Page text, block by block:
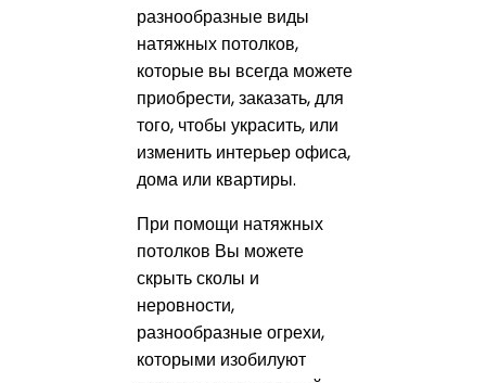
разнообразные виды
натяжных потолков,
которые вы всегда можете
приобрести, заказать, для
того, чтобы украсить, или
изменить интерьер офиса,
дома или квартиры.
При помощи натяжных
потолков Вы можете
скрыть сколы и
неровности,
разнообразные огрехи,
которыми изобилуют